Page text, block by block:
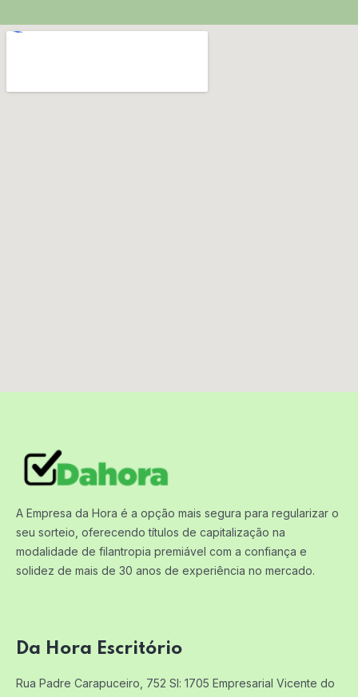
A Empresa da Hora é a opção mais segura para regularizar o
seu sorteio, oferecendo títulos de capitalização na
modalidade de filantropia premiável com a confiança e
solidez de mais de 30 anos de experiência no mercado.
Da Hora Escritório
Rua Padre Carapuceiro, 752 Sl: 1705 Empresarial Vicente do